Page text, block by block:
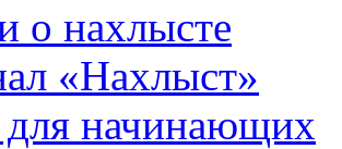
о нахлысте
«Нахлыст»
начинающих